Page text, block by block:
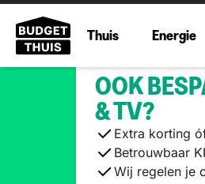
Thuis Energie
OOK
& TV?
Extra korting
Betrouwbaar
Wij regelen je